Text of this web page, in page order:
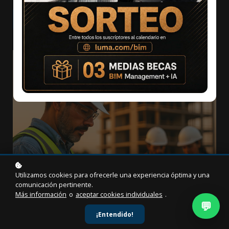
Agregar al carrito $99 $49
💬
Utilizamos cookies para ofrecerle una experiencia óptima y una
comunicación pertinente.
Más información o aceptar cookies individuales .
¡Entendido!